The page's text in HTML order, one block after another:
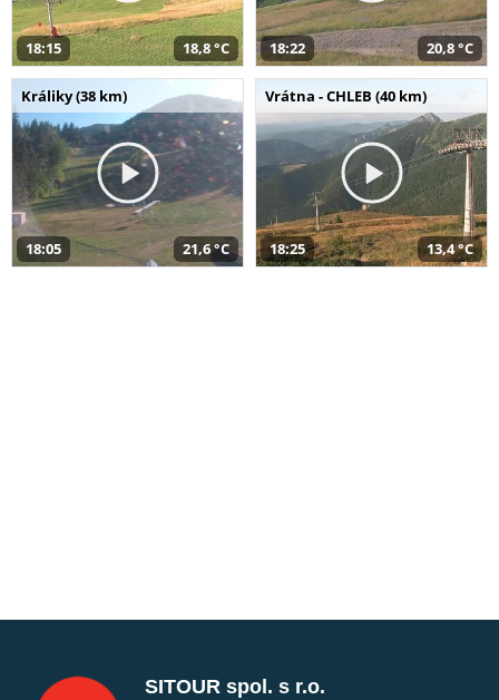
18:15 18,8 °C 18:22 20,8 °C
Králiky (38 km)
18:05 21,6 °C
Vrátna - CHLEB (40 km)
18:25 13,4 °C
SITOUR spol. s r.o.